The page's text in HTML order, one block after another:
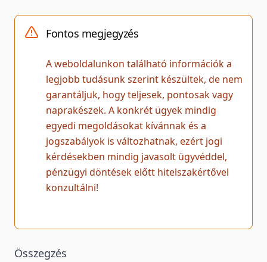
Fontos megjegyzés
A weboldalunkon található információk a
legjobb tudásunk szerint készültek, de nem
garantáljuk, hogy teljesek, pontosak vagy
naprakészek. A konkrét ügyek mindig
egyedi megoldásokat kívánnak és a
jogszabályok is változhatnak, ezért jogi
kérdésekben mindig javasolt ügyvéddel,
pénzügyi döntések előtt hitelszakértővel
konzultálni!
Összegzés